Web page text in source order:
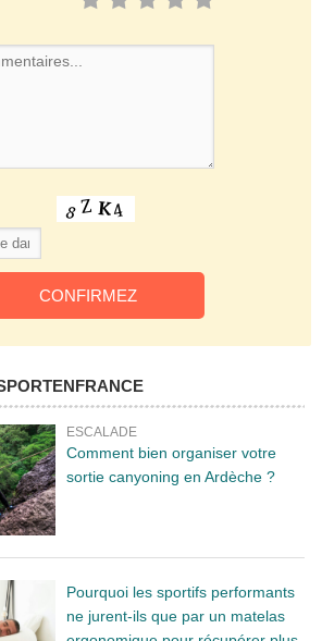
ESCALADE
Comment bien organiser votre
sortie canyoning en Ardèche ?
Pourquoi les sportifs performants
ne jurent-ils que par un matelas